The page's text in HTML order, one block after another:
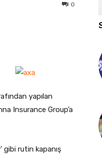
0
yapılan
Insurance Group’a
gibi rutin kapanış